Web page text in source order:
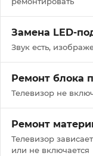
Замена LED-
Звук есть,
Ремонт блока
Телевизор не
Ремонт
Телевизор
или не включается